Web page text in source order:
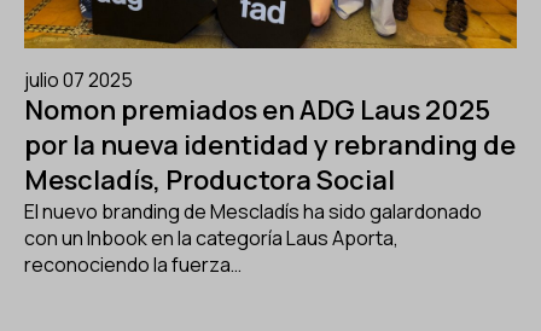
julio 07 2025
Nomon premiados en ADG Laus 2025
por la nueva identidad y rebranding de
Mescladís, Productora Social
El nuevo branding de Mescladís ha sido galardonado
con un Inbook en la categoría Laus Aporta,
reconociendo la fuerza…